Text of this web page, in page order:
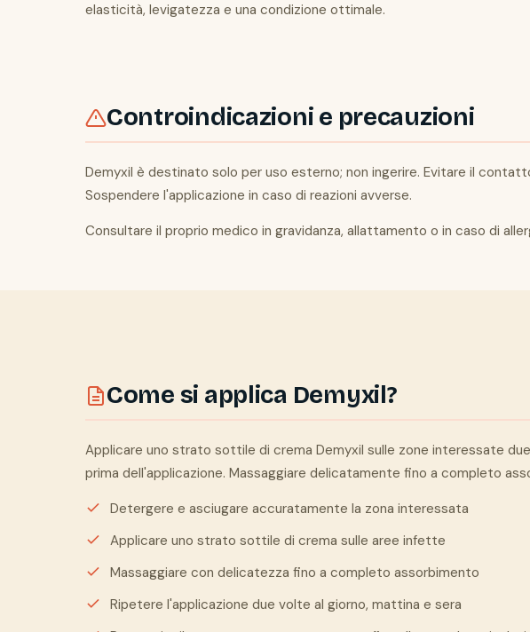
elasticità, levigatezza e una condizione ottimale.
Controindicazioni e precauzioni
Demyxil è destinato solo per uso esterno; non ingerire. Evitare il
Sospendere l'applicazione in caso di reazioni avverse.
Consultare il proprio medico in gravidanza, allattamento o in caso di
Come si applica Demyxil?
Applicare uno strato sottile di crema Demyxil sulle zone interessate
prima dell'applicazione. Massaggiare delicatamente fino a completo
Detergere e asciugare accuratamente la zona interessata
Applicare uno strato sottile di crema sulle aree infette
Massaggiare con delicatezza fino a completo assorbimento
Ripetere l'applicazione due volte al giorno, mattina e sera